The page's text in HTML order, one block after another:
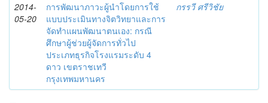
2014-
05-20
การพัฒนาภาวะผู้นำโดยการใช้
แบบประเมินทางจิตวิทยาและการ
จัดทำแผนพัฒนาตนเอง: กรณี
ศึกษาผู้ช่วยผู้จัดการทั่วไป
ประเภทธุรกิจโรงแรมระดับ 4
ดาว เขตราชเทวี
กรุงเทพมหานคร
กรรวี ศรีวิชัย